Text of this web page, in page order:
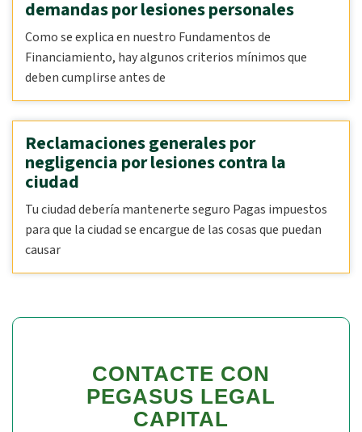
demandas por lesiones personales
Como se explica en nuestro Fundamentos de
Financiamiento, hay algunos criterios mínimos que
deben cumplirse antes de
Reclamaciones generales por
negligencia por lesiones contra la
ciudad
Tu ciudad debería mantenerte seguro Pagas impuestos
para que la ciudad se encargue de las cosas que puedan
causar
CONTACTE CON
PEGASUS LEGAL
CAPITAL